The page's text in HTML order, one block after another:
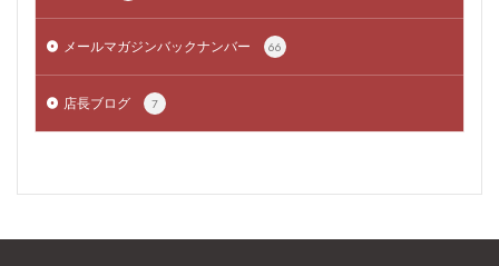
メールマガジンバックナンバー 66
店長ブログ 7